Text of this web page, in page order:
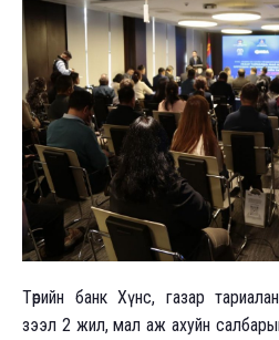
Төрийн банк Хүнс, газар
зээл 2 жил, мал аж ахуйн салбарын